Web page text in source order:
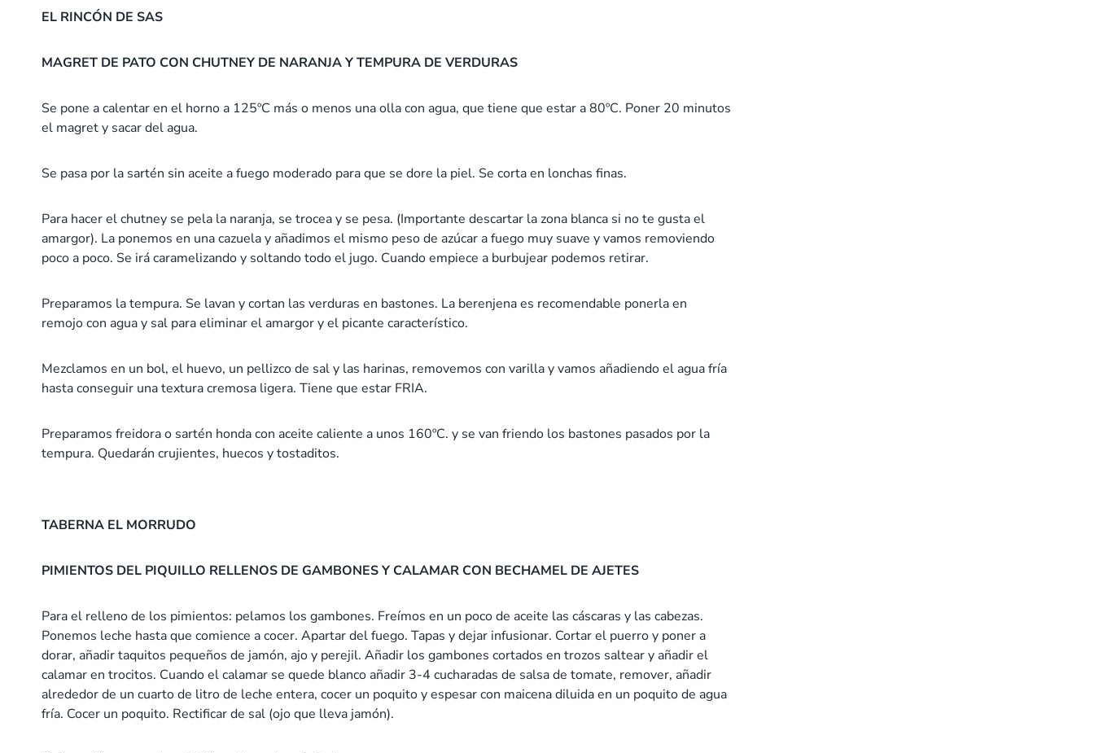
EL RINCÓN DE SAS
MAGRET DE PATO CON CHUTNEY DE NARANJA Y TEMPURA DE VERDURAS
Se pone a calentar en el horno a 125ºC más o menos una olla con agua, que tiene que estar a 80ºC. Poner 20 minutos
el magret y sacar del agua.
Se pasa por la sartén sin aceite a fuego moderado para que se dore la piel. Se corta en lonchas finas.
Para hacer el chutney se pela la naranja, se trocea y se pesa. (Importante descartar la zona blanca si no te gusta el
amargor). La ponemos en una cazuela y añadimos el mismo peso de azúcar a fuego muy suave y vamos removiendo
poco a poco. Se irá caramelizando y soltando todo el jugo. Cuando empiece a burbujear podemos retirar.
Preparamos la tempura. Se lavan y cortan las verduras en bastones. La berenjena es recomendable ponerla en
remojo con agua y sal para eliminar el amargor y el picante característico.
Mezclamos en un bol, el huevo, un pellizco de sal y las harinas, removemos con varilla y vamos añadiendo el agua fría
hasta conseguir una textura cremosa ligera. Tiene que estar FRIA.
Preparamos freidora o sartén honda con aceite caliente a unos 160ºC. y se van friendo los bastones pasados por la
tempura. Quedarán crujientes, huecos y tostaditos.
TABERNA EL MORRUDO
PIMIENTOS DEL PIQUILLO RELLENOS DE GAMBONES Y CALAMAR CON BECHAMEL DE AJETES
Para el relleno de los pimientos: pelamos los gambones. Freímos en un poco de aceite las cáscaras y las cabezas.
Ponemos leche hasta que comience a cocer. Apartar del fuego. Tapas y dejar infusionar. Cortar el puerro y poner a
dorar, añadir taquitos pequeños de jamón, ajo y perejil. Añadir los gambones cortados en trozos saltear y añadir el
calamar en trocitos. Cuando el calamar se quede blanco añadir 3-4 cucharadas de salsa de tomate, remover, añadir
alrededor de un cuarto de litro de leche entera, cocer un poquito y espesar con maicena diluida en un poquito de agua
fría. Cocer un poquito. Rectificar de sal (ojo que lleva jamón).